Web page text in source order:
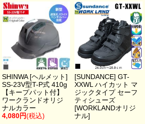
SHINWA [ヘルメット]
SS-23V型T-P式 410g
【キープパット付】
ワークランドオリジ
ナルカラー
4,080円(税込)
[SUNDANCE] GT-
XXWL ハイカット マ
ジックタイプ セーフ
ティシューズ
[WORKLANDオリジ
ナル]